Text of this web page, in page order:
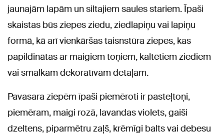
jaunajām lapām un siltajiem saules stariem. Īpaši
skaistas būs ziepes ziedu, ziedlapiņu vai lapiņu
formā, kā arī vienkāršas taisnstūra ziepes, kas
papildinātas ar maigiem toņiem, kaltētiem ziediem
vai smalkām dekoratīvām detaļām.
Pavasara ziepēm īpaši piemēroti ir pasteļtoņi,
piemēram, maigi rozā, lavandas violets, gaiši
dzeltens, piparmētru zaļš, krēmīgi balts vai debesu